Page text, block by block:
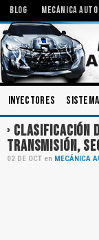
BLOG MECÁNICA
Inyectores
CLASIFICACIÓN
TRANSMISIÓN,
02 DE OCT en MECÁNICA